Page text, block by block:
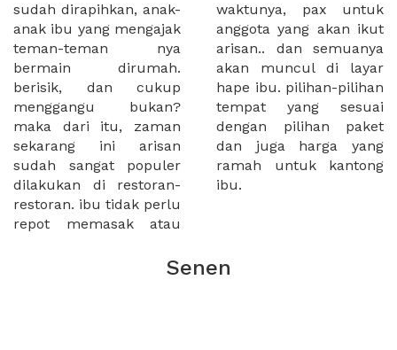
sudah dirapihkan, anak-
anak ibu yang mengajak
teman-teman nya
bermain dirumah.
berisik, dan cukup
menggangu bukan?
maka dari itu, zaman
sekarang ini arisan
sudah sangat populer
dilakukan di restoran-
restoran. ibu tidak perlu
repot memasak atau
waktunya, pax untuk
anggota yang akan ikut
arisan.. dan semuanya
akan muncul di layar
hape ibu. pilihan-pilihan
tempat yang sesuai
dengan pilihan paket
dan juga harga yang
ramah untuk kantong
ibu.
Senen